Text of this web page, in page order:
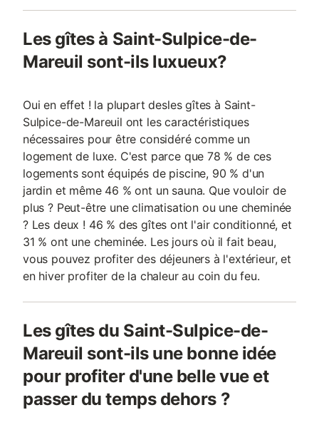
Les gîtes à Saint-Sulpice-de-
Mareuil sont-ils luxueux?
Oui en effet ! la plupart desles gîtes à Saint-
Sulpice-de-Mareuil ont les caractéristiques
nécessaires pour être considéré comme un
logement de luxe. C'est parce que 78 % de ces
logements sont équipés de piscine, 90 % d'un
jardin et même 46 % ont un sauna. Que vouloir de
plus ? Peut-être une climatisation ou une cheminée
? Les deux ! 46 % des gîtes ont l'air conditionné, et
31 % ont une cheminée. Les jours où il fait beau,
vous pouvez profiter des déjeuners à l'extérieur, et
en hiver profiter de la chaleur au coin du feu.
Les gîtes du Saint-Sulpice-de-
Mareuil sont-ils une bonne idée
pour profiter d'une belle vue et
passer du temps dehors ?